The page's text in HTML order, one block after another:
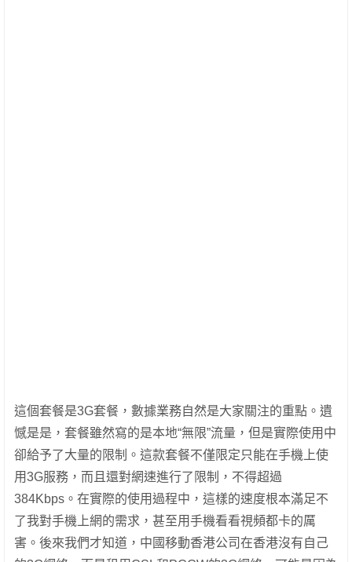
這個套餐是3G套餐，數據業務自然是大家關注的重點。遺
憾是是，套餐雖然寫的是本地“無限”流量，但是實際使用中
卻給予了大量的限制。這款套餐不僅限定只能在手機上使
用3G服務，而且還對網速進行了限制，不得超過
384Kbps。在實際的使用過程中，這樣的速度根本滿足不
了我對手機上網的需求，甚至用手機看看視頻都卡的厲
害。後來我們才知道，中國移動香港公司在香港沒有自己